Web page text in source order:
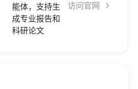
能体，支持生
成专业报告和
科研论文
访问官网